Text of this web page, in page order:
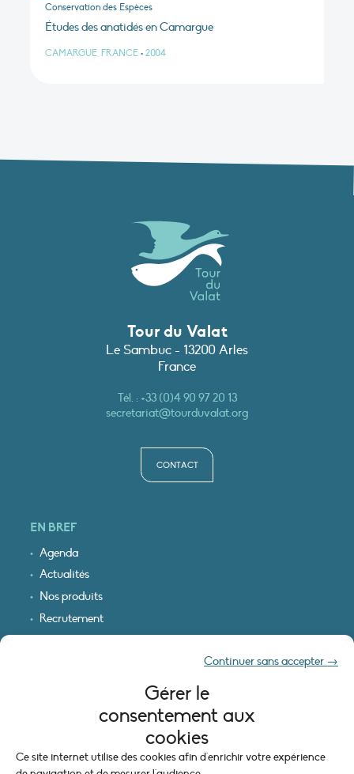
Gérer le
consentement aux
cookies
Ce site internet utilise des cookies afin d'enrichir votre expérience
Continuer sans accepter →
Conservation des Espèces
Études des anatidés en Camargue
CAMARGUE, FRANCE • 2004
Tour du Valat
Le Sambuc - 13200 Arles
France
Tél. :+33 (0)4 90 97 20 13
secretariat@tourduvalat.org
CONTACT
EN BREF
Agenda
Actualités
Nos produits
Recrutement
Recevoir nos infos
INFORMATIONS LÉGALES
Mentions légales
Politique de cookies (UE)